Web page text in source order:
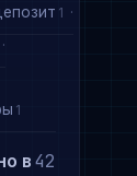
1
1
в 42